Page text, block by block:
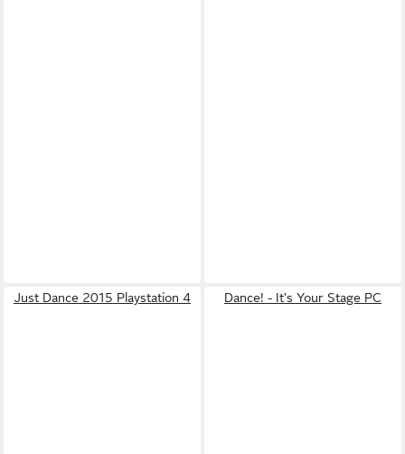
Just Dance 2015 Playstation 4 Dance! - It's Your Stage PC